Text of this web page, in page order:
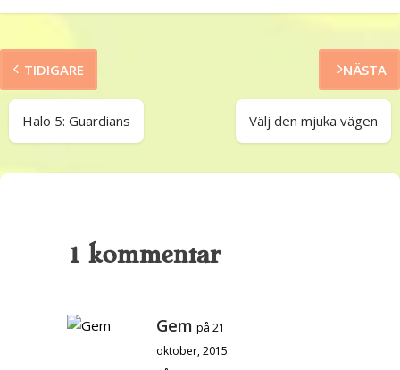
TIDIGARE
Halo 5: Guardians
NÄSTA
Välj den mjuka vägen
1 kommentar
Gem på 21
oktober, 2015